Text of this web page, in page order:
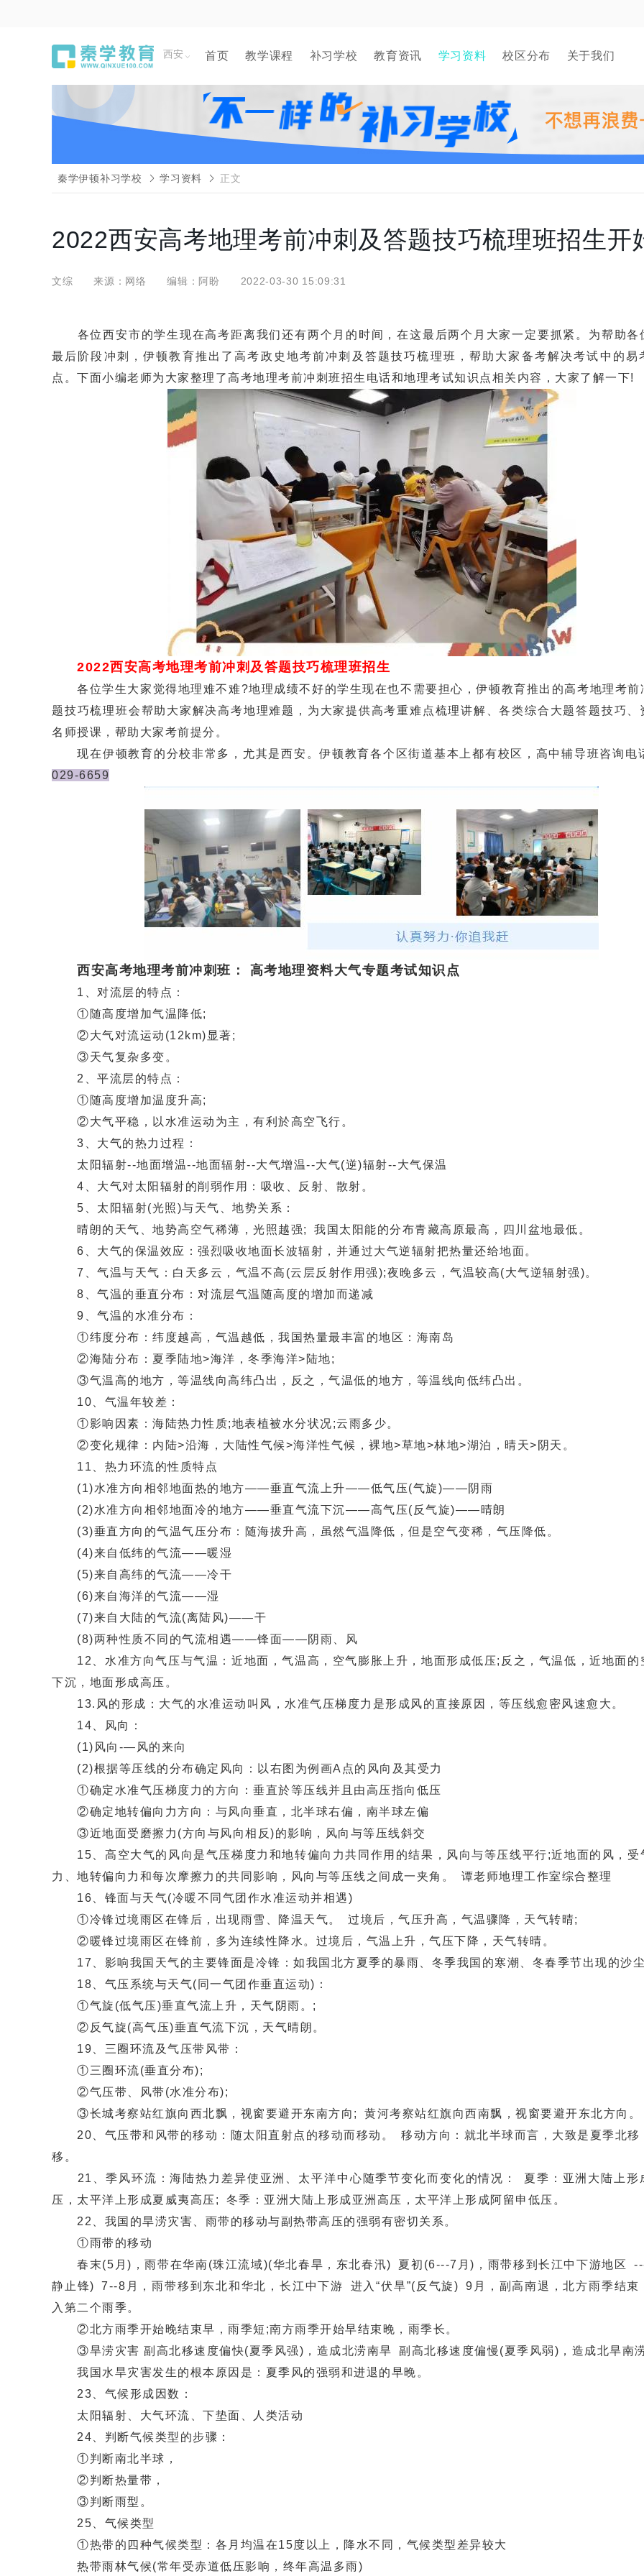
西安 首页 教学课程 补习学校 教育资讯 学习资料 校区分布 关于我们
秦学伊顿补习学校 学习资料 正文
2022西安高考地理考前冲刺及答题技巧梳理班招生开
文综 来源：网络 编辑：阿盼 2022-03-30 15:09:31
各位西安市的学生现在高考距离我们还有两个月的时间，在这最后两个月大家一定要抓紧。为帮助各
最后阶段冲刺，伊顿教育推出了高考政史地考前冲刺及答题技巧梳理班，帮助大家备考解决考试中的易
点。下面小编老师为大家整理了高考地理考前冲刺班招生电话和地理考试知识点相关内容，大家了解一下!
2022西安高考地理考前冲刺及答题技巧梳理班招生
各位学生大家觉得地理难不难?地理成绩不好的学生现在也不需要担心，伊顿教育推出的高考地理考前
题技巧梳理班会帮助大家解决高考地理难题，为大家提供高考重难点梳理讲解、各类综合大题答题技巧、
名师授课，帮助大家考前提分。
现在伊顿教育的分校非常多，尤其是西安。伊顿教育各个区街道基本上都有校区，高中辅导班咨询电
029-6659
西安高考地理考前冲刺班： 高考地理资料大气专题考试知识点
1、对流层的特点：
①随高度增加气温降低;
②大气对流运动(12km)显著;
③天气复杂多变。
2、平流层的特点：
①随高度增加温度升高;
②大气平稳，以水准运动为主，有利於高空飞行。
3、大气的热力过程：
太阳辐射--地面增温--地面辐射--大气增温--大气(逆)辐射--大气保温
4、大气对太阳辐射的削弱作用：吸收、反射、散射。
5、太阳辐射(光照)与天气、地势关系：
晴朗的天气、地势高空气稀薄，光照越强; 我国太阳能的分布青藏高原最高，四川盆地最低。
6、大气的保温效应：强烈吸收地面长波辐射，并通过大气逆辐射把热量还给地面。
7、气温与天气：白天多云，气温不高(云层反射作用强);夜晚多云，气温较高(大气逆辐射强)。
8、气温的垂直分布：对流层气温随高度的增加而递减
9、气温的水准分布：
①纬度分布：纬度越高，气温越低，我国热量最丰富的地区：海南岛
②海陆分布：夏季陆地>海洋，冬季海洋>陆地;
③气温高的地方，等温线向高纬凸出，反之，气温低的地方，等温线向低纬凸出。
10、气温年较差：
①影响因素：海陆热力性质;地表植被水分状况;云雨多少。
②变化规律：内陆>沿海，大陆性气候>海洋性气候，裸地>草地>林地>湖泊，晴天>阴天。
11、热力环流的性质特点
(1)水准方向相邻地面热的地方——垂直气流上升――低气压(气旋)——阴雨
(2)水准方向相邻地面冷的地方——垂直气流下沉――高气压(反气旋)——晴朗
(3)垂直方向的气温气压分布：随海拔升高，虽然气温降低，但是空气变稀，气压降低。
(4)来自低纬的气流——暖湿
(5)来自高纬的气流——冷干
(6)来自海洋的气流——湿
(7)来自大陆的气流(离陆风)——干
(8)两种性质不同的气流相遇——锋面——阴雨、风
12、水准方向气压与气温：近地面，气温高，空气膨胀上升，地面形成低压;反之，气温低，近地面的
下沉，地面形成高压。
13.风的形成：大气的水准运动叫风，水准气压梯度力是形成风的直接原因，等压线愈密风速愈大。
14、风向：
(1)风向-—风的来向
(2)根据等压线的分布确定风向：以右图为例画A点的风向及其受力
①确定水准气压梯度力的方向：垂直於等压线并且由高压指向低压
②确定地转偏向力方向：与风向垂直，北半球右偏，南半球左偏
③近地面受磨擦力(方向与风向相反)的影响，风向与等压线斜交
15、高空大气的风向是气压梯度力和地转偏向力共同作用的结果，风向与等压线平行;近地面的风，受
力、地转偏向力和每次摩擦力的共同影响，风向与等压线之间成一夹角。 谭老师地理工作室综合整理
16、锋面与天气(冷暖不同气团作水准运动并相遇)
①冷锋过境雨区在锋后，出现雨雪、降温天气。 过境后，气压升高，气温骤降，天气转晴;
②暖锋过境雨区在锋前，多为连续性降水。过境后，气温上升，气压下降，天气转晴。
17、影响我国天气的主要锋面是冷锋：如我国北方夏季的暴雨、冬季我国的寒潮、冬春季节出现的沙尘
18、气压系统与天气(同一气团作垂直运动)：
①气旋(低气压)垂直气流上升，天气阴雨。;
②反气旋(高气压)垂直气流下沉，天气晴朗。
19、三圈环流及气压带风带：
①三圈环流(垂直分布);
②气压带、风带(水准分布);
③长城考察站红旗向西北飘，视窗要避开东南方向; 黄河考察站红旗向西南飘，视窗要避开东北方向。
20、气压带和风带的移动：随太阳直射点的移动而移动。 移动方向：就北半球而言，大致是夏季北移
移。
21、季风环流：海陆热力差异使亚洲、太平洋中心随季节变化而变化的情况： 夏季：亚洲大陆上形
压，太平洋上形成夏威夷高压; 冬季：亚洲大陆上形成亚洲高压，太平洋上形成阿留申低压。
22、我国的旱涝灾害、雨带的移动与副热带高压的强弱有密切关系。
①雨带的移动
春末(5月)，雨带在华南(珠江流域)(华北春旱，东北春汛) 夏初(6---7月)，雨带移到长江中下游地区
静止锋) 7--8月，雨带移到东北和华北，长江中下游 进入“伏旱”(反气旋) 9月，副高南退，北方雨季结束
入第二个雨季。
②北方雨季开始晚结束早，雨季短;南方雨季开始早结束晚，雨季长。
③旱涝灾害 副高北移速度偏快(夏季风强)，造成北涝南旱 副高北移速度偏慢(夏季风弱)，造成北旱南涝
我国水旱灾害发生的根本原因是：夏季风的强弱和进退的早晚。
23、气候形成因数：
太阳辐射、大气环流、下垫面、人类活动
24、判断气候类型的步骤：
①判断南北半球，
②判断热量带，
③判断雨型。
25、气候类型
①热带的四种气候类型：各月均温在15度以上，降水不同，气候类型差异较大
热带雨林气候(常年受赤道低压影响，终年高温多雨)